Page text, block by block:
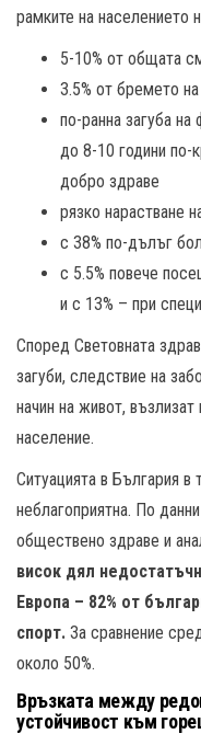
рамките на населението
5-10% от общата
3.5% от бремето
по-ранна загуба
до 8-10 години по-
добро здраве
рязко нарастване
с 38% по-дълъг
с 5.5% повече
и с 13% – при
Според Световната
загуби, следствие на
начин на живот,
население.
Ситуацията в България
неблагоприятна. По
обществено здраве и
висок дял
Европа – 82% от
спорт. За сравнение
около 50%.
Връзката между
устойчивост към